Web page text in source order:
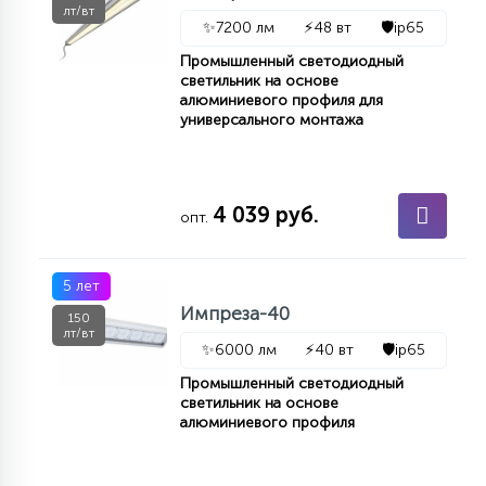
лт/вт
✨7200 лм ⚡48 вт 🛡️ip65
Промышленный светодиодный
светильник на основе
алюминиевого профиля для
универсального монтажа
опт. 4 039 руб.
5 лет
150
лт/вт
Импреза-40
✨6000 лм ⚡40 вт 🛡️ip65
Промышленный светодиодный
светильник на основе
алюминиевого профиля